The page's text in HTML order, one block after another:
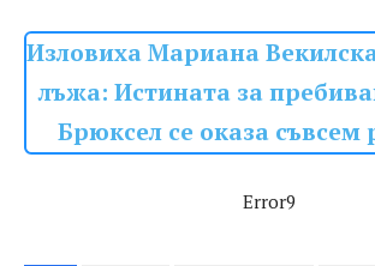
Изловиха Мариана
лъжа: Истината за
Брюксел се оказа съвсем
Error9